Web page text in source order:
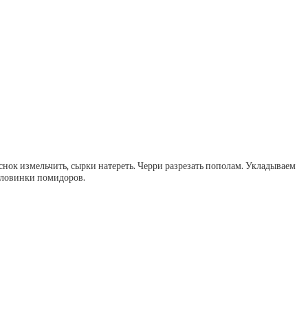
измельчить, сырки натереть. Черри разрезать пополам. Укладываем
помидоров.